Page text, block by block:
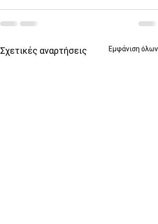
Σχετικές αναρτήσεις Εμφάνιση όλων